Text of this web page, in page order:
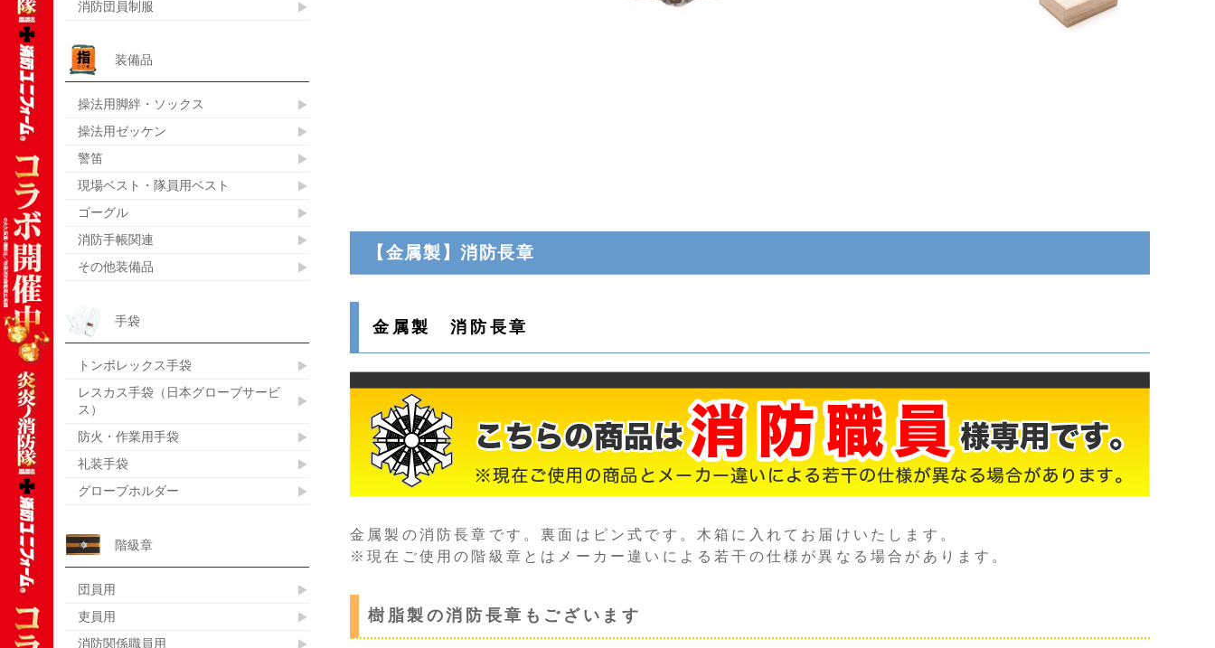
【金属製】消防長章
金属製 消防長章
金属製の消防長章です。裏面はピン式です。木箱に入れてお届けいたします。
※現在ご使用の階級章とはメーカー違いによる若干の仕様が異なる場合があります。
樹脂製の消防長章もございます
消防団員制服
装備品
操法用脚絆・ソックス
操法用ゼッケン
警笛
現場ベスト・隊員用ベスト
ゴーグル
消防手帳関連
その他装備品
手袋
トンボレックス手袋
レスカス手袋（日本グローブサービ
ス）
防火・作業用手袋
礼装手袋
グローブホルダー
階級章
団員用
吏員用
消防関係職員用